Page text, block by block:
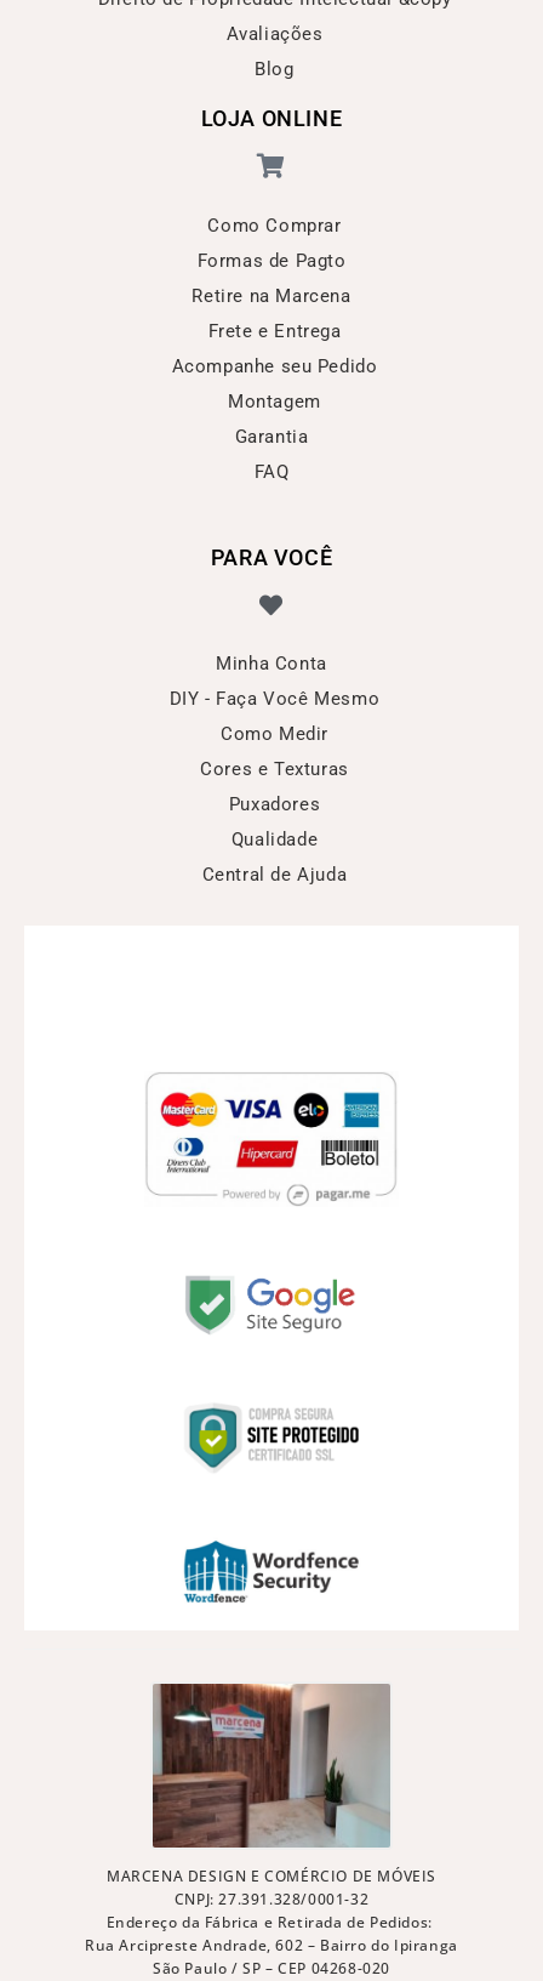
Avaliações
Blog
LOJA ONLINE
Como Comprar
Formas de Pagto
Retire na Marcena
Frete e Entrega
Acompanhe seu Pedido
Montagem
Garantia
FAQ
PARA VOCÊ
Minha Conta
DIY - Faça Você Mesmo
Como Medir
Cores e Texturas
Puxadores
Qualidade
Central de Ajuda
MARCENA DESIGN E COMÉRCIO DE MÓVEIS
CNPJ: 27.391.328/0001-32
Endereço da Fábrica e Retirada de Pedidos:
Rua Arcipreste Andrade, 602 – Bairro do Ipiranga
São Paulo / SP – CEP 04268-020